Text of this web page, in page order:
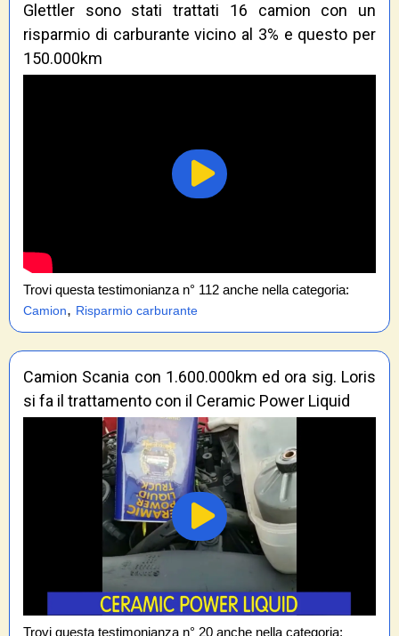
Glettler sono stati trattati 16 camion con un
risparmio di carburante vicino al 3% e questo per
150.000km
Trovi questa testimonianza n° 112 anche nella categoria:
Camion, Risparmio carburante
Camion Scania con 1.600.000km ed ora sig. Loris
si fa il trattamento con il Ceramic Power Liquid
Trovi questa testimonianza n° 20 anche nella categoria: